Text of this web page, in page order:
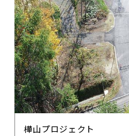
樺山プロジェクト